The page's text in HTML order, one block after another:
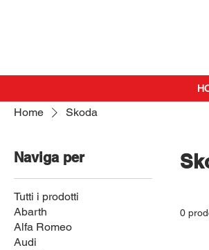
Home Skoda
Naviga per
Tutti i prodotti
Abarth
Alfa Romeo
Audi
0